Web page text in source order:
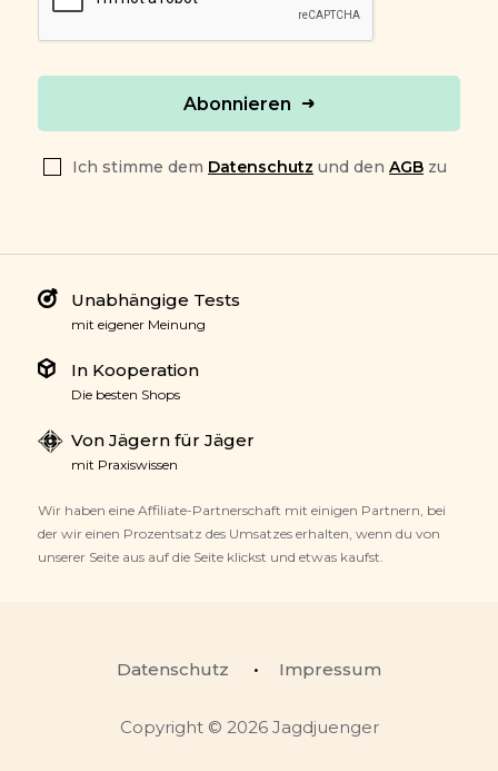
Abonnieren
Ich stimme dem Datenschutz und den AGB zu
Unabhängige Tests
mit eigener Meinung
In Kooperation
Die besten Shops
Von Jägern für Jäger
mit Praxiswissen
Wir haben eine Affiliate-Partnerschaft mit einigen Partnern, bei
der wir einen Prozentsatz des Umsatzes erhalten, wenn du von
unserer Seite aus auf die Seite klickst und etwas kaufst.
Copyright © 2026 Jagdjuenger
Datenschutz Impressum